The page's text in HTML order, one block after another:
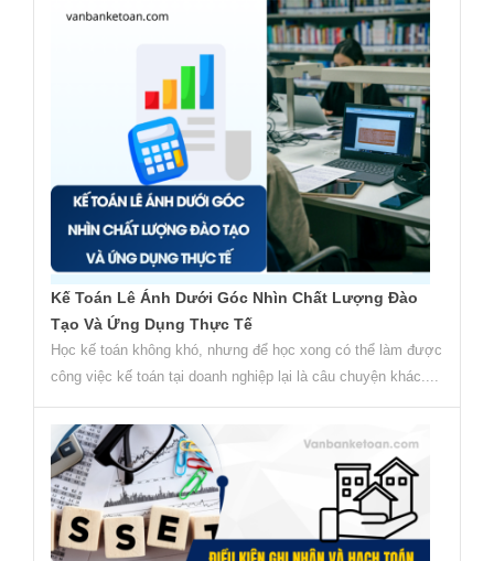
Kế Toán Lê Ánh Dưới Góc Nhìn Chất Lượng Đào
Tạo Và Ứng Dụng Thực Tế
Học kế toán không khó, nhưng để học xong có thể làm được
công việc kế toán tại doanh nghiệp lại là câu chuyện khác....